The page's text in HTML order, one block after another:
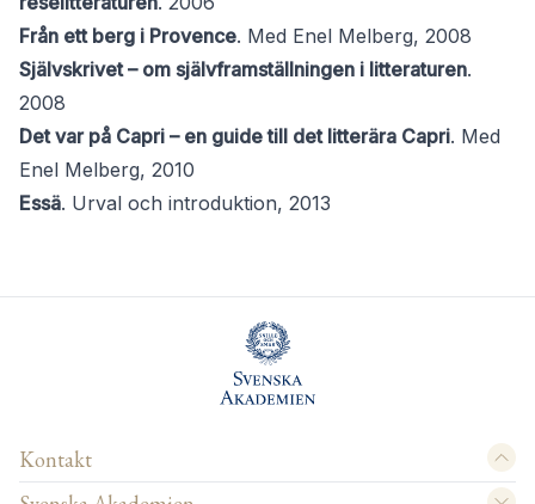
Från ett berg i Provence. Med Enel Melberg, 2008
Självskrivet – om självframställningen i litteraturen.
2008
Det var på Capri – en guide till det litterära Capri. Med
Enel Melberg, 2010
Essä. Urval och introduktion, 2013
Kontakt